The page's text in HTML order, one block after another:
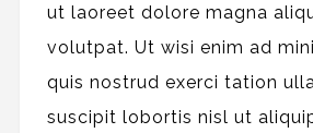
ut laoreet dolore magna
volutpat. Ut wisi enim ad
quis nostrud exerci tation
suscipit lobortis nisl ut